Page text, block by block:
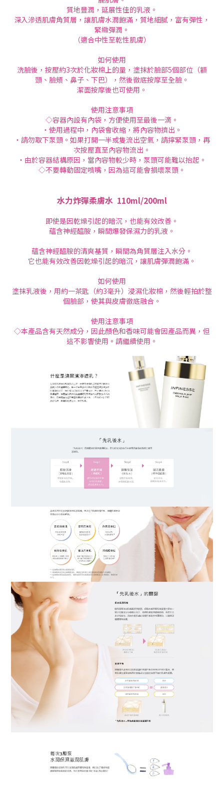
質地豐潤，延展性佳的乳液。
深入滲透肌膚角質層，讓肌膚水潤飽滿，質地細膩，富有彈性，
緊緻彈潤。
（適合中性至乾性肌膚）
如何使用
洗臉後，按壓約3次於化妝棉上的量，塗抹於臉部5個部位（額
頭、臉頰、鼻子、下巴），然後徹底按摩至全臉。
潔面按摩後也可使用。
使用注意事項
◇容器內設有內袋，方便使用至最後一滴。
・使用過程中，內袋會收縮，將內容物擠出。
・請勿取下泵頭。如果打開一半或隻流出空氣，請擰緊泵頭，再
次按壓直至內容物流出。
・由於容器結構原因，當內容物較少時，泵頭可能難以抬起。
◇不要轉動固定噴嘴，因為這可能會損壞泵頭。
水力炸彈柔膚水 110ml/200ml
即使是因乾燥引起的暗沉，也能有效改善。
蘊含神經醯胺，瞬間爆發保濕力的乳液。
蘊含神經醯胺的清爽基質，瞬間為角質層注入水分。
它也能有效改善因乾燥引起的暗沉，讓肌膚彈潤飽滿。
如何使用
塗抹乳液後，用約一茶匙（約3毫升）浸濕化妝棉，然後輕拍於整
個臉部，使其與皮膚徹底融合。
使用注意事項
◇本產品含有天然成分，因此顏色和香味可能會因產品而異，但
這不影響使用。請繼續使用。